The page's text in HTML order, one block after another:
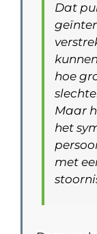
Dat
hoe
Maar
het
met